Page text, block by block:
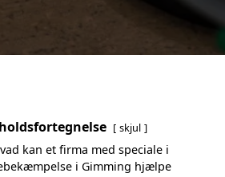
skjul
kan et firma med speciale i
i Gimming hjælpe